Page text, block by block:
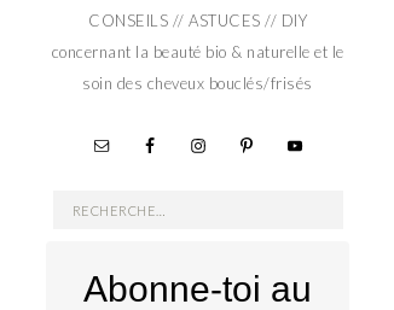
CONSEILS // ASTUCES // DIY
concernant la beauté bio & naturelle et le
soin des cheveux bouclés/frisés
Rechercher :
Abonne-toi au